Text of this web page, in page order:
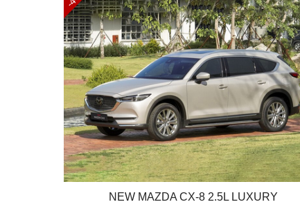
NEW MAZDA CX-8 2.5L LUXURY